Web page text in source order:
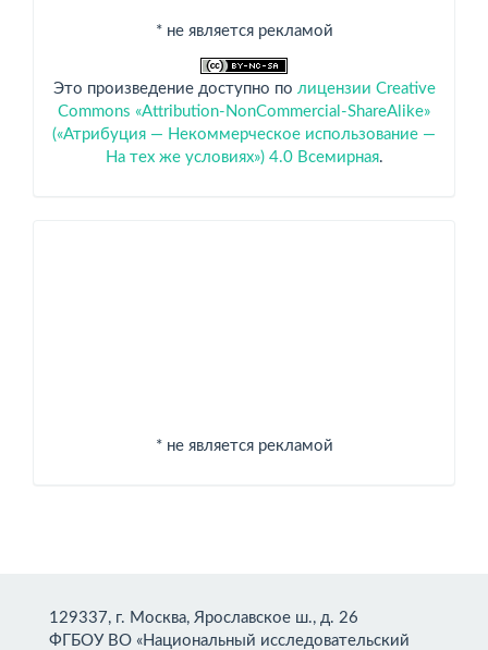
* не является рекламой
Это произведение доступно по лицензии Creative
Commons «Attribution-NonCommercial-ShareAlike»
(«Атрибуция — Некоммерческое использование —
На тех же условиях») 4.0 Всемирная.
* не является рекламой
129337, г. Москва, Ярославское ш., д. 26
ФГБОУ ВО «Национальный исследовательский